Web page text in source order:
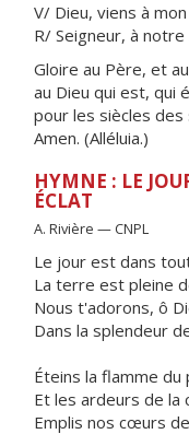
V/ Dieu, viens à
R/ Seigneur, à notre
Gloire au Père, et
au Dieu qui est, qui
pour les siècles des
Amen. (Alléluia.)
HYMNE : LE
ÉCLAT
A. Rivière — CNPL
Le jour est dans
La terre est pleine
Nous t'adorons, ô
Dans la splendeur
Éteins la flamme du
Et les ardeurs de la
Emplis nos cœurs